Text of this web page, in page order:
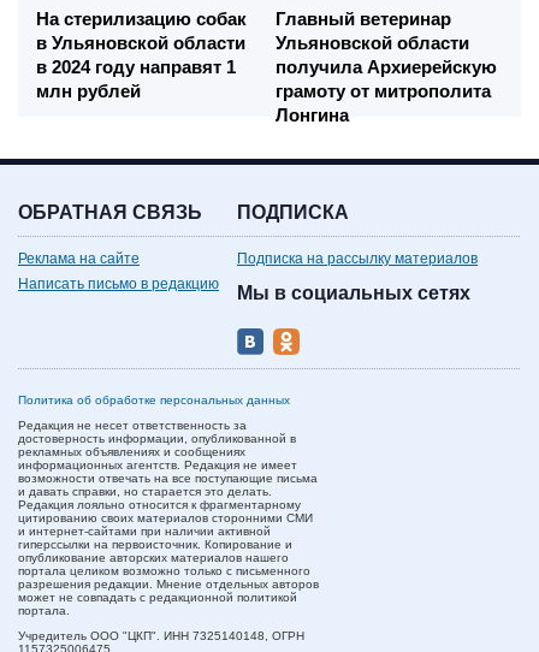
На стерилизацию собак
в Ульяновской области
в 2024 году направят 1
млн рублей
Главный ветеринар
Ульяновской области
получила Архиерейскую
грамоту от митрополита
Лонгина
ОБРАТНАЯ СВЯЗЬ
Реклама на сайте
Написать письмо в редакцию
ПОДПИСКА
Подписка на рассылку материалов
Мы в социальных сетях
Политика об обработке персональных данных
Редакция не несет ответственность за
достоверность информации, опубликованной в
рекламных объявлениях и сообщениях
информационных агентств. Редакция не имеет
возможности отвечать на все поступающие письма
и давать справки, но старается это делать.
Редакция лояльно относится к фрагментарному
цитированию своих материалов сторонними СМИ
и интернет-сайтами при наличии активной
гиперссылки на первоисточник. Копирование и
опубликование авторских материалов нашего
портала целиком возможно только с письменного
разрешения редакции. Мнение отдельных авторов
может не совпадать с редакционной политикой
портала.
Учредитель ООО "ЦКП". ИНН 7325140148, ОГРН